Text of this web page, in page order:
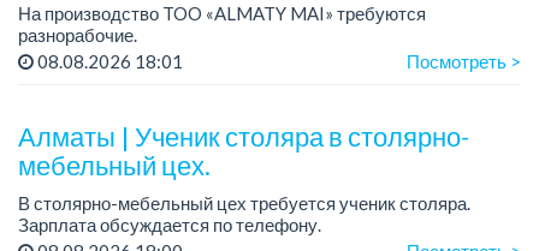
На производство TOO «ALMATY MAI» требуются
разнорабочие.
Зарплата: от 250 000 до 300 000 тенге на руки.
08.08.2026 18:01 Посмотреть >
Алматы | Ученик столяра в столярно-
мебельный цех.
В столярно-мебельный цех требуется ученик столяра.
Зарплата обсуждается по телефону.
График работы: 5/2, с 08.00 до 18.00.